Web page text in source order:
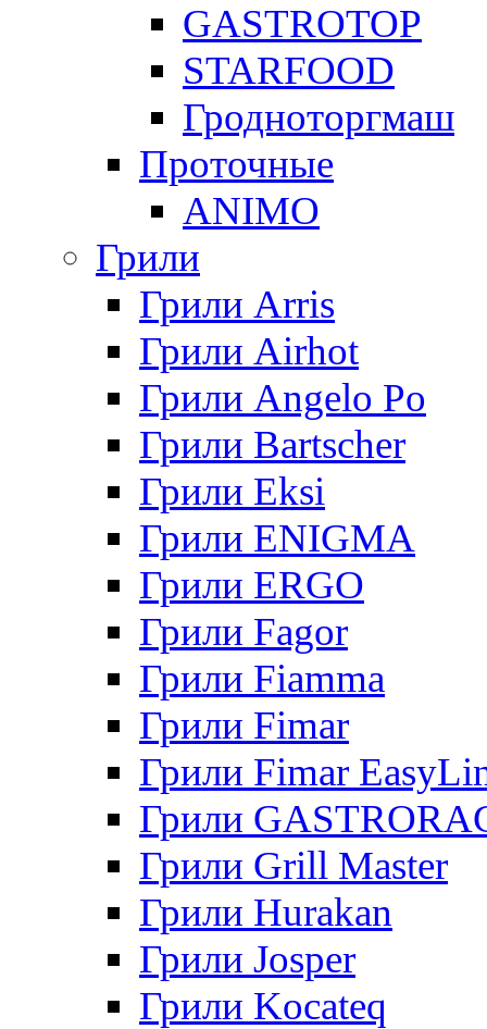
GASTROTOP
STARFOOD
Гродноторгмаш
Проточные
ANIMO
Грили
Грили Arris
Грили Airhot
Грили Angelo Po
Грили Bartscher
Грили Eksi
Грили ENIGMA
Грили ERGO
Грили Fagor
Грили Fiamma
Грили Fimar
Грили Fimar
Грили
Грили Grill Master
Грили Hurakan
Грили Josper
Грили Kocateq